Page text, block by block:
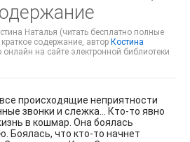
Наталья (читать бесплатно полные
содержание, автор Костина
онлайн на сайте электронной библиотеки
происходящие неприятности
звонки и слежка… Кто-то явно
в кошмар. Она боялась
Боялась, что кто-то начнет